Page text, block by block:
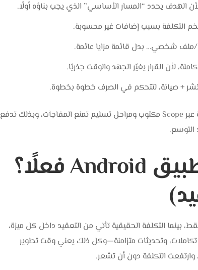
الهدف يحدد “المسار الأساسي” الذي يجب بناؤه أولًا.
شخصي… بدل قائمة مزايا عائمة.
متقن تك تساعدك على تحويل فكرتك إلى خطة ميزانية واضحة عبر Scope مكتوب ومراحل تسليم تمنع المفاجآت، وبذلك تدفع
التوسع.​
ما الذي يرفع تكلفة تطبيق Android فعلًا؟
بينما التكلفة الحقيقية تأتي من التعقيد داخل كل ميزة،
وتحديثات متزامنة—وكل ذلك يعني وقت تطوير
وارتفعت التكلفة دون أن تشعر.